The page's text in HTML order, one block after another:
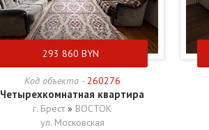
293 860 BYN
Код объекта - 260276
Четырехкомнатная квартира
г. Брест » ВОСТОК
ул. Московская